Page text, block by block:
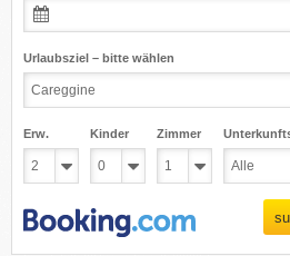
Urlaubsziel – bitte wählen
Erw. Kinder Zimmer